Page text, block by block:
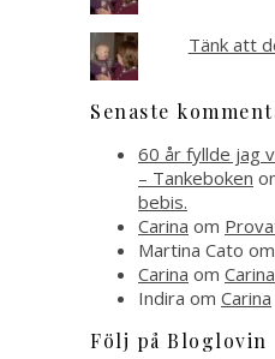
Tänk att
Senaste
60 år fyllde jag
– Tankeboken
bebis.
Carina om
Martina Cato om
Carina om Carina
Indira om Carina
Följ på Bloglovin